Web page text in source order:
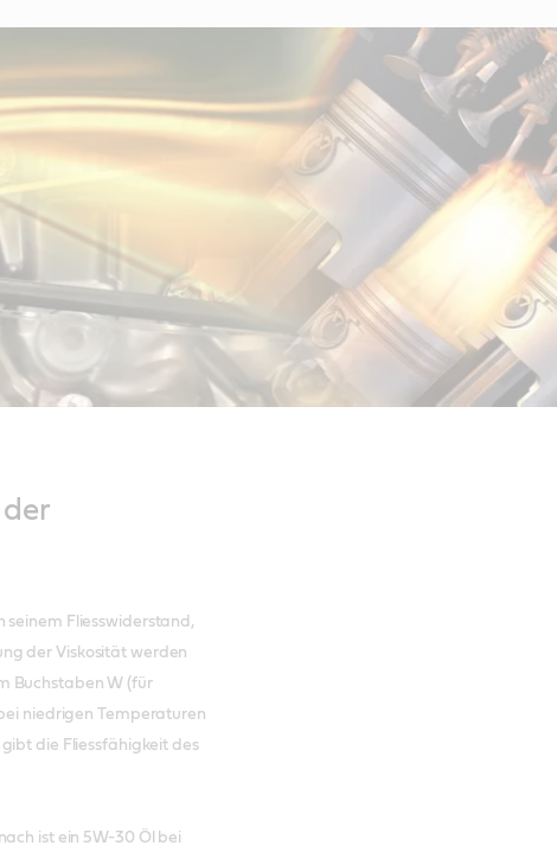
seinem Fliesswiderstand,
der Viskosität werden
Buchstaben W (für
niedrigen Temperaturen
die Fliessfähigkeit des
ist ein 5W-30 Öl bei